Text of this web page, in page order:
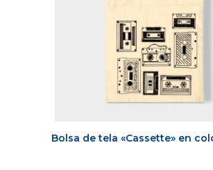
Bolsa de tela «Cassette» en